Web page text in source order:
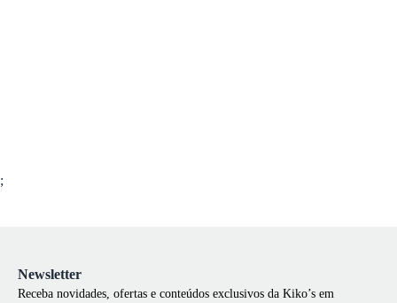
;
Newsletter
Receba novidades, ofertas e conteúdos exclusivos da Kiko’s em